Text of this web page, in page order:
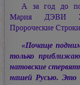
А за год до
Мария ДЭВИ
Пророческие
«Почаще
только
натовские
нашей Русью.